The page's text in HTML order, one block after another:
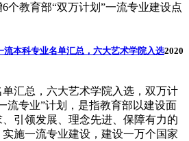
个教育部“双万计划”一流专业建设点
流本科专业名单汇总，六大艺术学院入选2020
汇总，六大艺术学院入选，双万计
流专业”计划，是指教育部以建设面
引领发展、理念先进、保障有力的
施一流专业建设，建设一万个国家